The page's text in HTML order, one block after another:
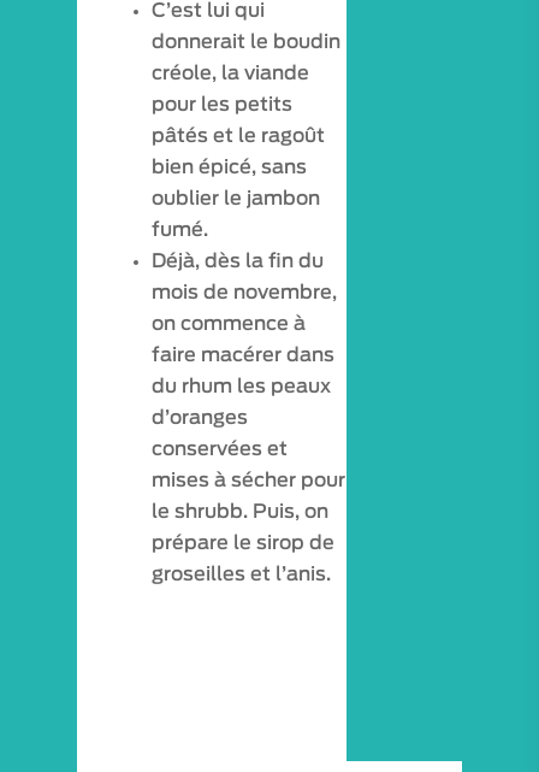
C’est lui qui
donnerait le boudin
créole, la viande
pour les petits
pâtés et le ragoût
bien épicé, sans
oublier le jambon
fumé.
Déjà, dès la fin du
mois de novembre,
on commence à
faire macérer dans
du rhum les peaux
d’oranges
conservées et
mises à sécher pour
le shrubb. Puis, on
prépare le sirop de
groseilles et l’anis.
ESPACE PRO